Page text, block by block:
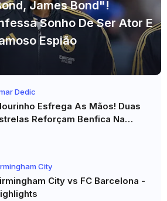
James Bond"!
Sonho De Ser Ator E
Espião
Dedic
Esfrega As Mãos! Duas
Reforçam Benfica Na
City
City vs FC Barcelona -